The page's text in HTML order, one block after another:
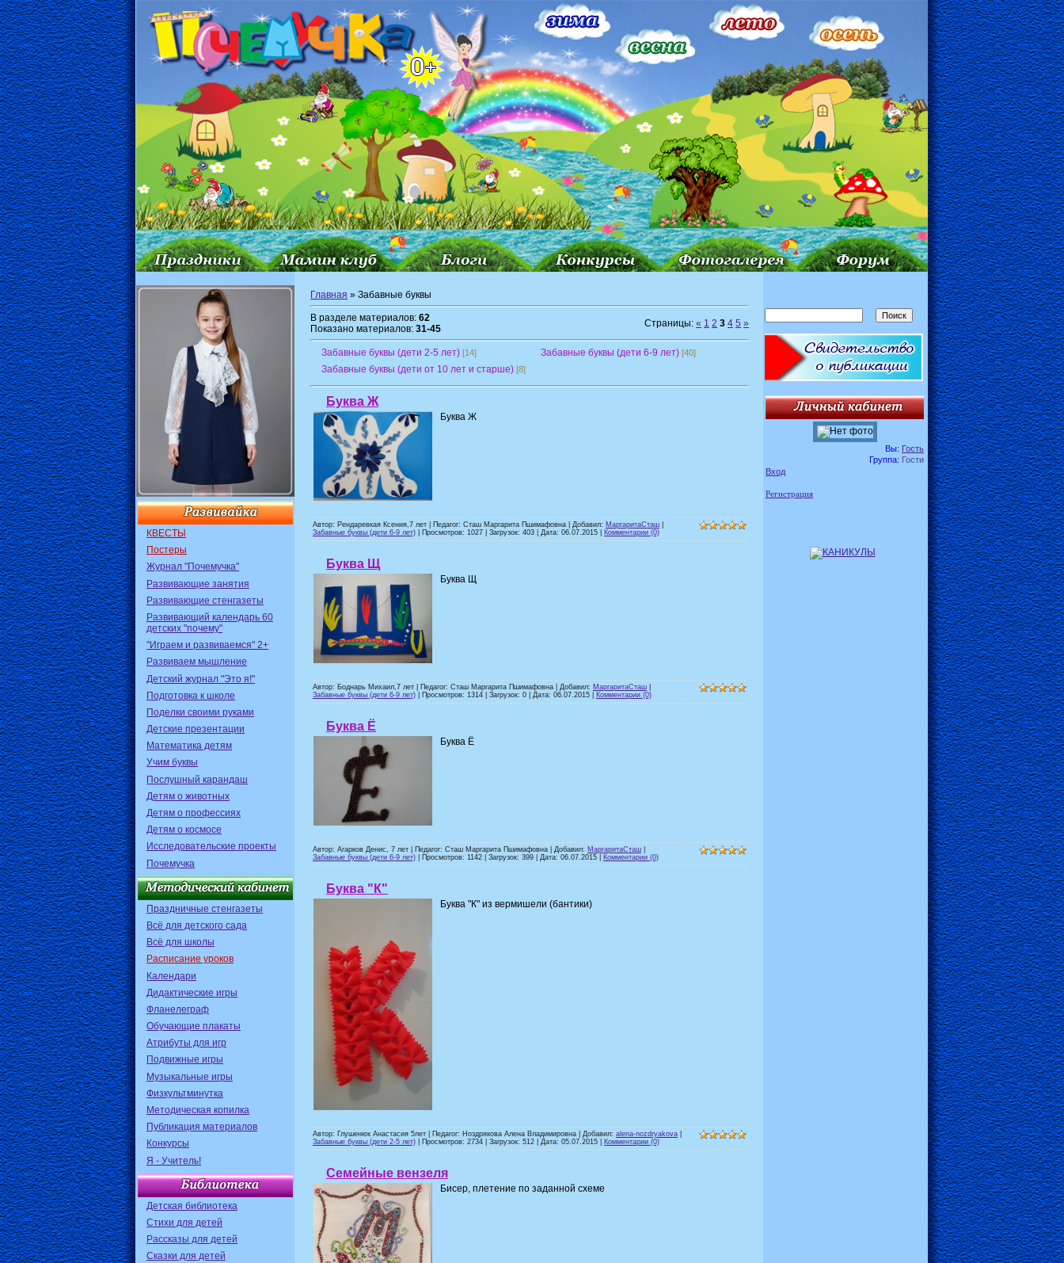
КВЕСТЫ
Постеры
Журнал "Почемучка"
Развивающие занятия
Развивающие стенгазеты
Развивающий календарь 60
детских "почему"
"Играем и развиваемся" 2+
Развиваем мышление
Детский журнал "Это я!"
Подготовка к школе
Поделки своими руками
Детские презентации
Математика детям
Учим буквы
Послушный карандаш
Детям о животных
Детям о профессиях
Детям о космосе
Исследовательские проекты
Почемучка
Праздничные стенгазеты
Всё для детского сада
Всё для школы
Расписание уроков
Календари
Дидактические игры
Фланелеграф
Обучающие плакаты
Атрибуты для игр
Подвижные игры
Музыкальные игры
Физкультминутка
Методическая копилка
Публикация материалов
Конкурсы
Я - Учитель!
Детская библиотека
Стихи для детей
Рассказы для детей
Сказки для детей
Главная » Забавные буквы
В разделе материалов: 62
Показано материалов: 31-45 Страницы: « 1 2 3 4 5 »
Забавные буквы (дети 2-5 лет) [14] Забавные буквы (дети 6-9 лет) [40]
Забавные буквы (дети от 10 лет и старше) [8]
Буква Ж
Буква Ж
Автор: Рендаревкая Ксения,7 лет | Педагог: Сташ Маргарита Пшимафовна | Добавил: МаргаритаСташ
Забавные буквы (дети 6-9 лет) | Просмотров: 1027 | Загрузок: 403 | Дата: 06.07.2015 Комментарии (0)
Буква Щ
Буква Щ
Автор: Боднарь Михаил,7 лет | Педагог: Сташ Маргарита Пшимафовна | Добавил: МаргаритаСташ
Забавные буквы (дети 6-9 лет) | Просмотров: 1314 | Загрузок: 0 | Дата: 06.07.2015 Комментарии (0)
Буква Ё
Буква Ё
Автор: Агарков Денис, 7 лет | Педагог: Сташ Маргарита Пшимафовна | Добавил: МаргаритаСташ
Забавные буквы (дети 6-9 лет) | Просмотров: 1142 | Загрузок: 399 | Дата: 06.07.2015 Комментарии (0)
Буква "К"
Буква "К" из вермишели (бантики)
Автор: Глушенюк Анастасия 5лет | Педагог: Ноздрякова Алена Владимировна | Добавил: alena-nozdryakova
Забавные буквы (дети 2-5 лет) | Просмотров: 2734 | Загрузок: 512 | Дата: 05.07.2015 Комментарии (0)
Семейные вензеля
Бисер, плетение по заданной схеме
Вы: Гость
Группа: Гости
Вход
Регистрация